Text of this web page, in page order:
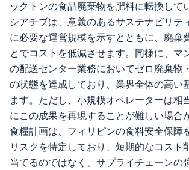
ックトンの食品廃棄物を肥料に転換して
シアチブは、意義のあるサステナビリテ
に必要な運営規模を示すとともに、廃棄
とでコストを低減させます。同様に、マ
の配送センター業務においてゼロ廃棄物
の状態を達成しており、業界全体の高い
ます。ただし、小規模オペレーターは相
にこの成果を再現することが難しい場合
食糧計画は、フィリピンの食料安全保障
リスクを特定しており、短期的なコスト
当てるのではなく、サプライチェーンの